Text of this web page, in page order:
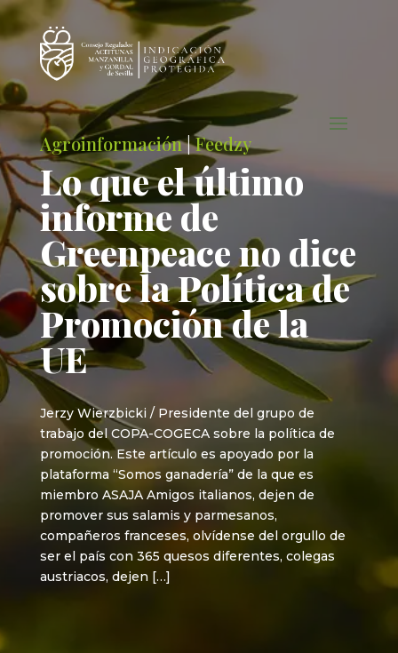
Agroinformación|Feedzy
Lo que el último
informe de
Greenpeace no dice
sobre la Política de
Promoción de la
UE
Jerzy Wierzbicki / Presidente del grupo de
trabajo del COPA-COGECA sobre la política de
promoción. Este artículo es apoyado por la
plataforma “Somos ganadería” de la que es
miembro ASAJA Amigos italianos, dejen de
promover sus salamis y parmesanos,
compañeros franceses, olvídense del orgullo de
ser el país con 365 quesos diferentes, colegas
austriacos, dejen […]